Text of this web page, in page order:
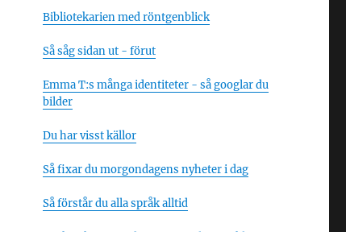
Bibliotekarien med röntgenblick
Så såg sidan ut - förut
Emma T:s många identiteter - så googlar du
bilder
Du har visst källor
Så fixar du morgondagens nyheter i dag
Så förstår du alla språk alltid